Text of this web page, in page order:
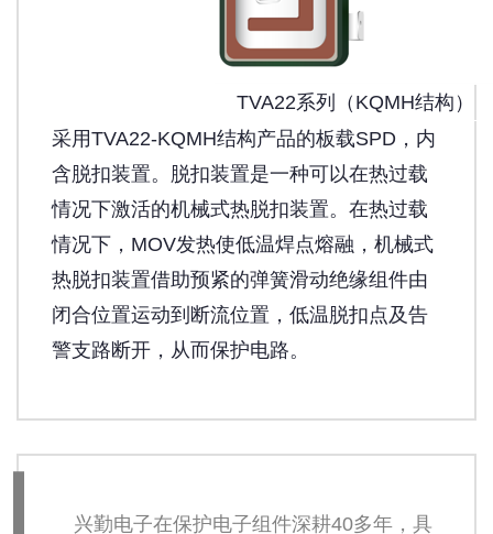
TVA22系列（KQMH结构）
采用TVA22-KQMH结构产品的板载SPD，内
含脱扣装置。脱扣装置是一种可以在热过载
情况下激活的机械式热脱扣装置。在热过载
情况下，MOV发热使低温焊点熔融，机械式
热脱扣装置借助预紧的弹簧滑动绝缘组件由
闭合位置运动到断流位置，低温脱扣点及告
警支路断开，从而保护电路。
兴勤电子在保护电子组件深耕40多年，具